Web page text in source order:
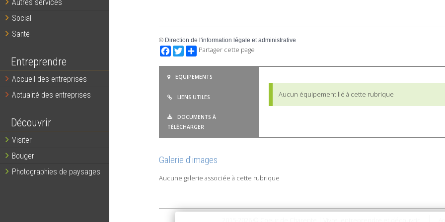
Autres services
Social
Santé
Entreprendre
Accueil des entreprises
Actualité des entreprises
Découvrir
Visiter
Bouger
Photographies de paysages
© Direction de l'information légale et administrative
Facebook
TwitterPartager cette page
EQUIPEMENTS
LIENS UTILES
DOCUMENTS À
TÉLÉCHARGER
Aucun équipement lié à cette rubrique
Galerie d'images
Aucune galerie associée à cette rubrique